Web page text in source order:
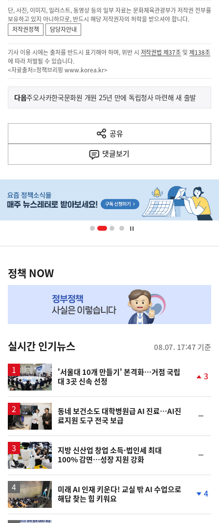
단, 사진, 이미지, 일러스트, 동영상 등의 일부 자료는 문화체육관광부가 저작권 전부를
보유하고 있지 아니하므로, 반드시 해당 저작권자의 허락을 받으셔야 합니다.
저작권정책
담당자안내
기사 이용 시에는 출처를 반드시 표기해야 하며, 위반 시 저작권법 제37조 및제138조
에 따라 처벌될 수 있습니다.
<자료출처=정책브리핑 www.korea.kr>
이
전
다
음
다음기
주오사카한국문화원 개원 25년 만에 독립청사 마련해 새 출발
공유
열
기
댓글보기
단
영
책
NOW,
뉴
스
정책 NOW
실시간 인기뉴스 08.07. 17:47 기준
'서울대 10개 만들기' 본격화…거점 국립
대 3곳 신속 선정
상
3
동네 보건소도 대학병원급 AI 진료…AI진
료지원 도구 전국 보급
일
지방 신산업 창업 소득·법인세 최대
100% 감면…성장 지원 강화
일
미래 AI 인재 키운다! 교실 밖 AI 수업으로
해답 찾는 힘 키워요
하
4